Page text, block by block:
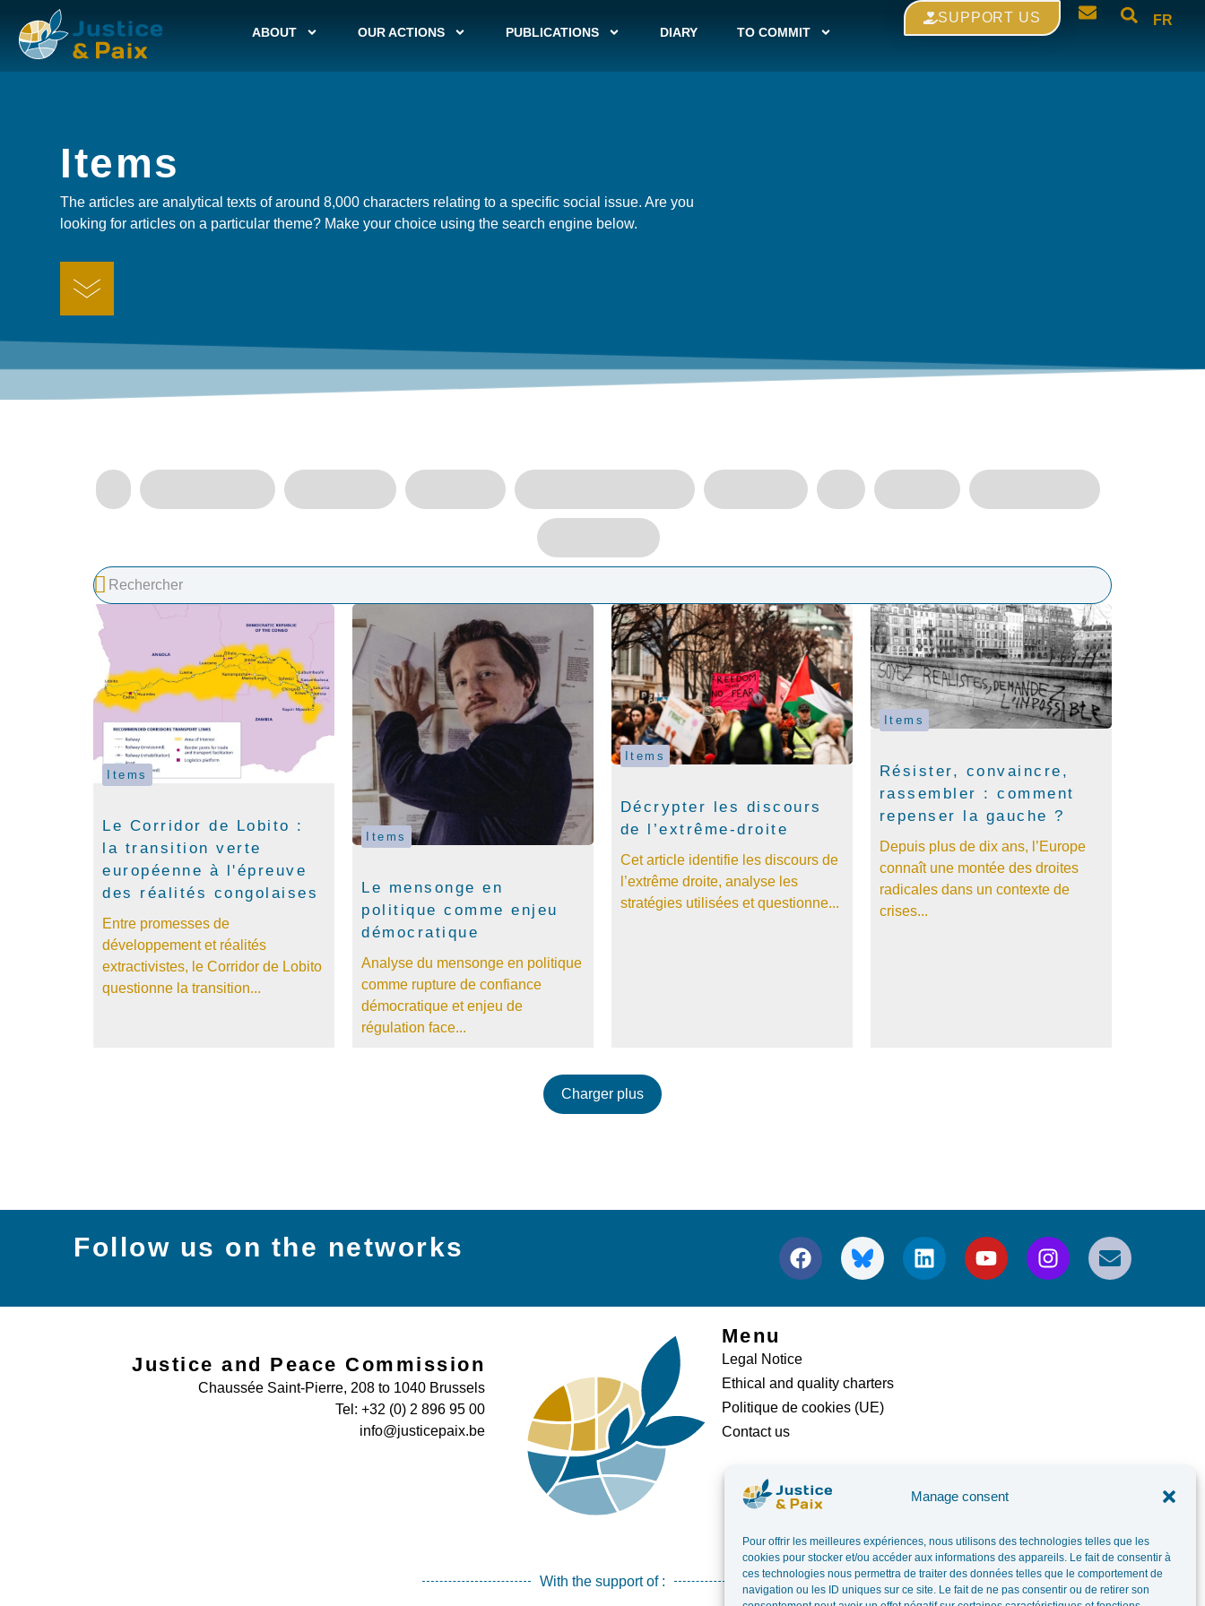
Manage consent
Pour offrir les meilleures expériences, nous utilisons des technologies telles que les
cookies pour stocker et/ou accéder aux informations des appareils. Le fait de consentir à
ces technologies nous permettra de traiter des données telles que le comportement de
navigation ou les ID uniques sur ce site. Le fait de ne pas consentir ou de retirer son
ABOUT OUR ACTIONS PUBLICATIONS DIARY TO COMMIT
SUPPORT US FR
Items
The articles are analytical texts of around 8,000 characters relating to a specific social issue. Are you
looking for articles on a particular theme? Make your choice using the search engine below.
Items
Le Corridor de Lobito :
la transition verte
européenne à l'épreuve
des réalités congolaises
Entre promesses de
développement et réalités
extractivistes, le Corridor de Lobito
questionne la transition...
Items
Le mensonge en
politique comme enjeu
démocratique
Analyse du mensonge en politique
comme rupture de confiance
démocratique et enjeu de
régulation face...
Items
Décrypter les discours
de l’extrême-droite
Cet article identifie les discours de
l’extrême droite, analyse les
stratégies utilisées et questionne...
Items
Résister, convaincre,
rassembler : comment
repenser la gauche ?
Depuis plus de dix ans, l’Europe
connaît une montée des droites
radicales dans un contexte de
crises...
Charger plus
Follow us on the networks
Justice and Peace Commission
Chaussée Saint-Pierre, 208 to 1040 Brussels
Tel: +32 (0) 2 896 95 00
info@justicepaix.be
Menu
Legal Notice
Ethical and quality charters
Politique de cookies (UE)
Contact us
With the support of :